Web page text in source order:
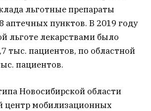
льготные препараты
аптечных пунктов. В 2019 году
льготе лекарствами было
тыс. пациентов, по областной
пациентов.
Новосибирской области
центр мобилизационных